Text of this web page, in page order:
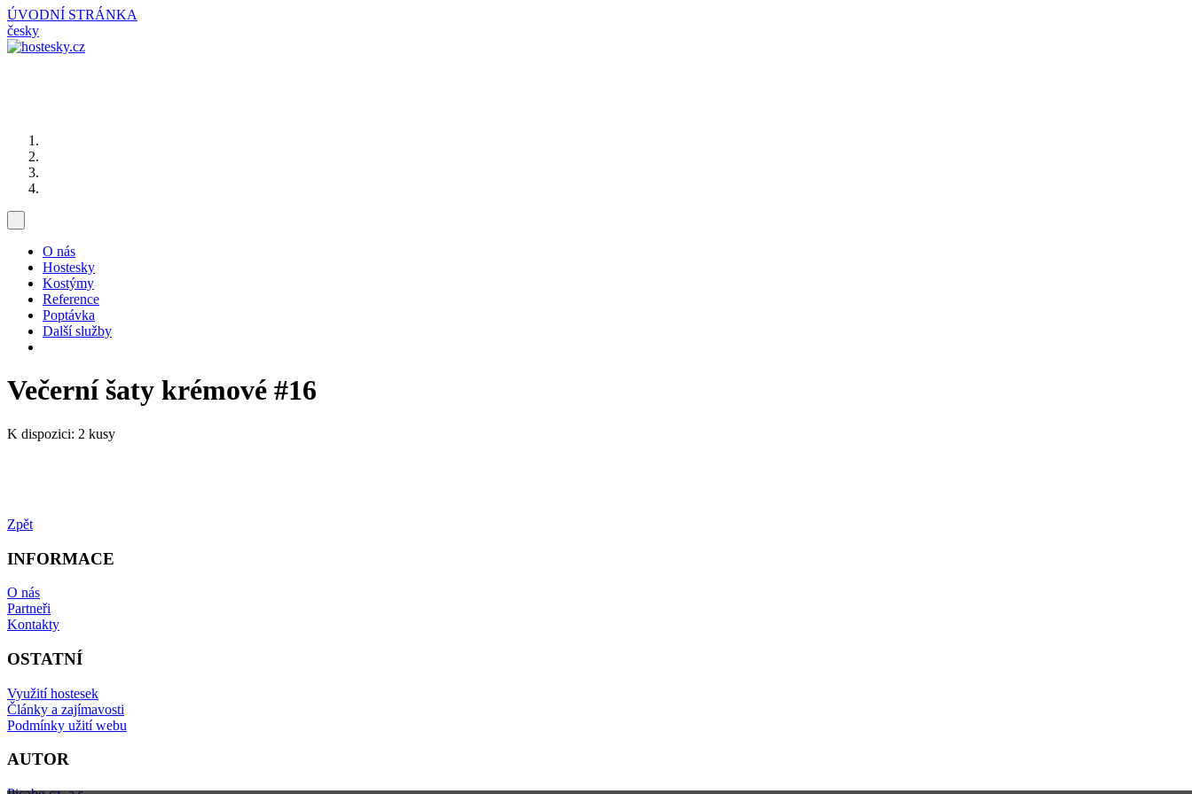
ÚVODNÍ STRÁNKA
česky
O nás
Hostesky
Kostýmy
Reference
Poptávka
Další služby
Večerní šaty krémové #16
K dispozici: 2 kusy
Zpět
INFORMACE
O nás
Partneři
Kontakty
OSTATNÍ
Využití hostesek
Články a zajímavosti
Podmínky užití webu
AUTOR